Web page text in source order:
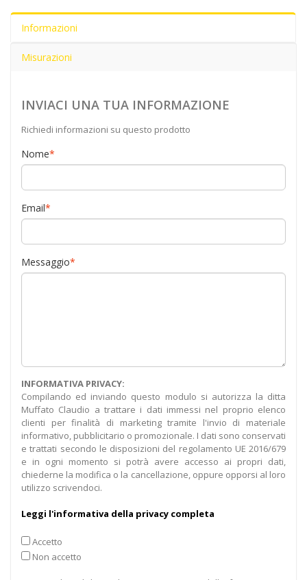
Informazioni
Misurazioni
INVIACI UNA TUA INFORMAZIONE
Richiedi informazioni su questo prodotto
Nome*
Email*
Messaggio*
INFORMATIVA PRIVACY:
Compilando ed inviando questo modulo si autorizza la ditta
Muffato Claudio a trattare i dati immessi nel proprio elenco
clienti per finalità di marketing tramite l'invio di materiale
informativo, pubblicitario o promozionale. I dati sono conservati
e trattati secondo le disposizioni del regolamento UE 2016/679
e in ogni momento si potrà avere accesso ai propri dati,
chiederne la modifica o la cancellazione, oppure opporsi al loro
utilizzo scrivendoci.
Leggi l'informativa della privacy completa
Accetto
Non accetto